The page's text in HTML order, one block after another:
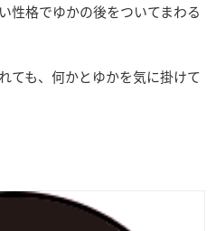
性格でゆかの後をついてまわる
ても、何かとゆかを気に掛けて